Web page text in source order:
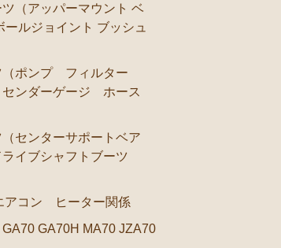
GEU GZ20
EU GZ20
FE GZ20
スターシリンダー リペアキット ホース など
スターシリンダー クラッチレリーズシリン
フィルター ダンパー センダーゲージなど）
GE JZZ31
（アッパーマウント ベ
ールジョイント ブッシュ
（ポンプ フィルター
ンダーゲージ ホース
センターサポートベア
イブシャフトブーツ
アコン ヒーター関係
GA70H MA70 JZA70